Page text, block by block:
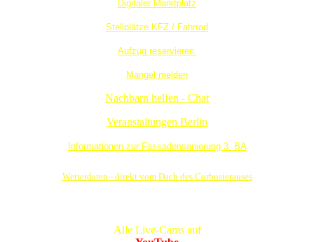
Digitaler Marktplatz
Stellplätze KFZ / Fahrrad
Aufzug reservieren
Mangel melden
Nachbarn helfen - Chat
Veranstaltungen Berlin
Informationen zur Fassadensanierung 3. BA
Wetterdaten - direkt vom Dach des Corbusierauses
Alle Live-Cams auf